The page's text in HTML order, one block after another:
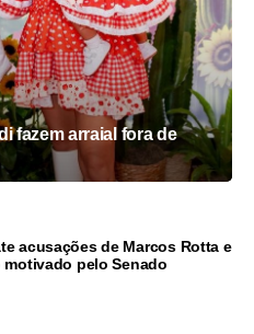
fazem arraial fora de
acusações de Marcos Rotta e
pelo Senado